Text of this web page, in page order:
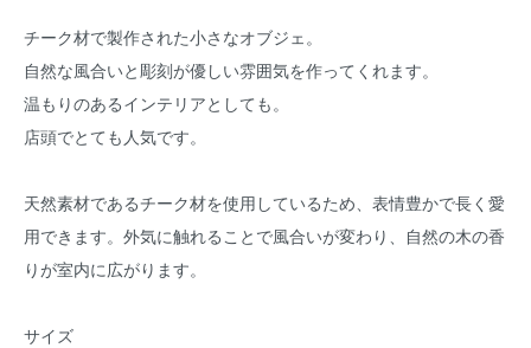
チーク材で製作された小さなオブジェ。
自然な風合いと彫刻が優しい雰囲気を作ってくれます。
温もりのあるインテリアとしても。
店頭でとても人気です。
天然素材であるチーク材を使用しているため、表情豊かで長く愛
用できます。外気に触れることで風合いが変わり、自然の木の香
りが室内に広がります。
サイズ